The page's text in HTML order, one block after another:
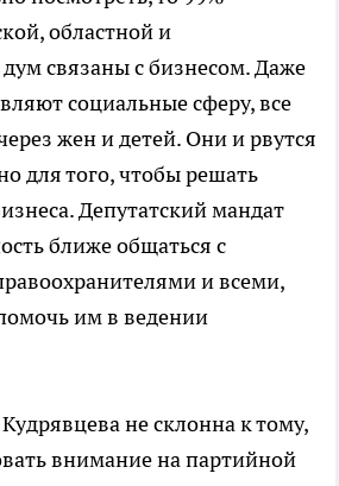
областной и
дум связаны с бизнесом. Даже
социальные сферу, все
жен и детей. Они и рвутся
для того, чтобы решать
Депутатский мандат
ближе общаться с
и всеми,
им в ведении
не склонна к тому,
внимание на партийной